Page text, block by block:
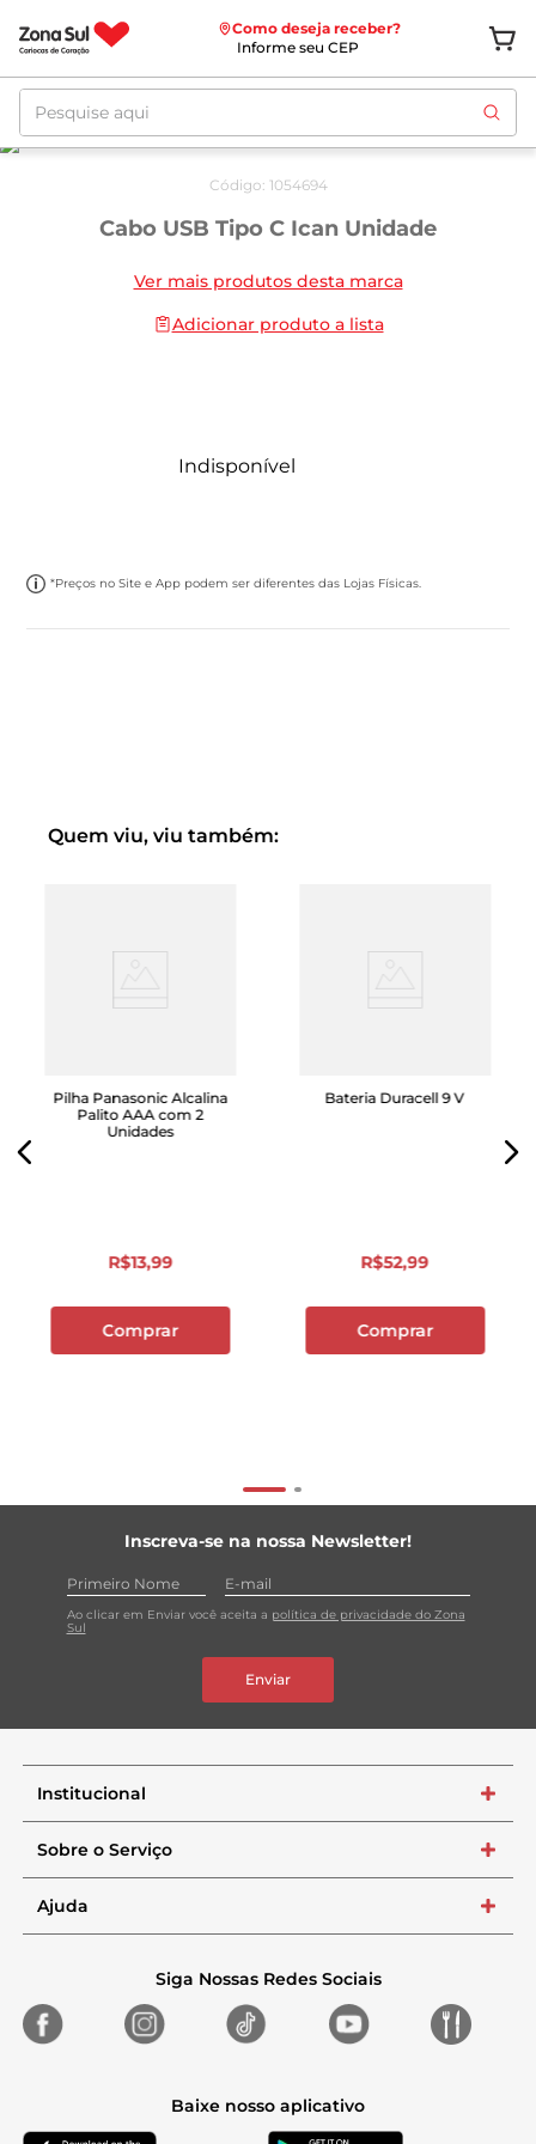
Como deseja receber?
Informe seu CEP
Pesquise aqui
Código: 1054694
Cabo USB Tipo C Ican Unidade
Ver mais produtos desta marca
Adicionar produto a lista
Indisponível
*Preços no Site e App podem ser diferentes das Lojas Físicas.
Quem viu, viu também:
Pilha Panasonic Alcalina
Palito AAA com 2
Unidades
R$13,99
Comprar
Bateria Duracell 9 V
R$52,99
Comprar
Inscreva-se na nossa Newsletter!
Ao clicar em Enviar você aceita a política de privacidade do Zona
Sul
Enviar
Institucional +
Sobre o Serviço +
Ajuda +
Siga Nossas Redes Sociais
Baixe nosso aplicativo